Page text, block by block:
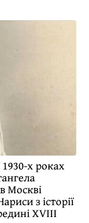
х роках
Москві
з історії
ХVIII